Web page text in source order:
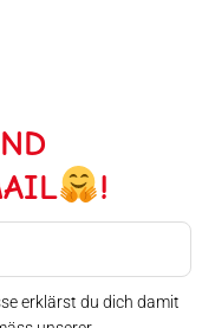
!
erklärst du dich damit